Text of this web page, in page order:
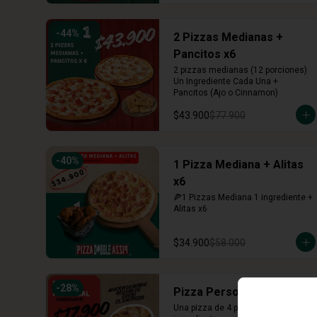
-44%
2 Pizzas Medianas +
Pancitos x6
2 pizzas medianas (12 porciones)
Un Ingrediente Cada Una +
Pancitos (Ajo o Cinnamon)
$43.900$77.900
-40%
1 Pizza Mediana + Alitas
x6
🍕1 Pizzas Mediana 1 ingrediente +
Alitas x6
$34.900$58.000
-28% Pizza Personal
Una pizza de 4 porciones con un